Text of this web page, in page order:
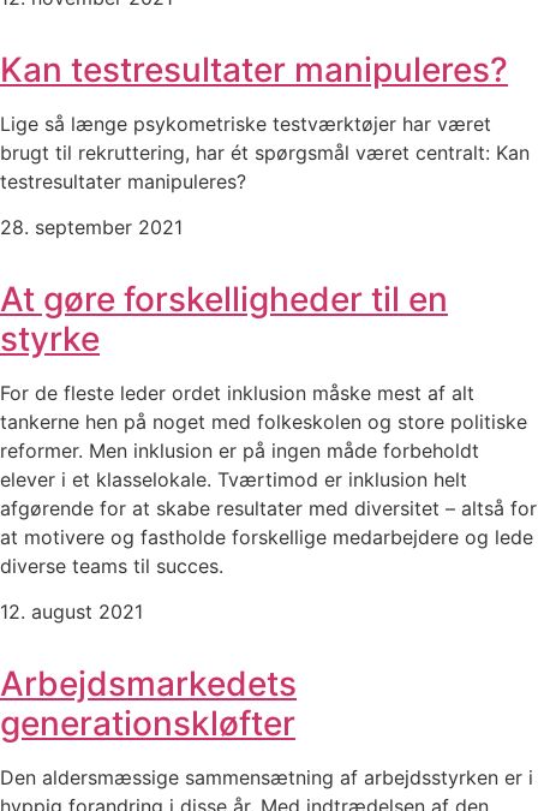
Kan testresultater manipuleres?
Lige så længe psykometriske testværktøjer har været
brugt til rekruttering, har ét spørgsmål været centralt: Kan
testresultater manipuleres?
28. september 2021
At gøre forskelligheder til en
styrke
For de fleste leder ordet inklusion måske mest af alt
tankerne hen på noget med folkeskolen og store politiske
reformer. Men inklusion er på ingen måde forbeholdt
elever i et klasselokale. Tværtimod er inklusion helt
afgørende for at skabe resultater med diversitet – altså for
at motivere og fastholde forskellige medarbejdere og lede
diverse teams til succes.
12. august 2021
Arbejdsmarkedets
generationskløfter
Den aldersmæssige sammensætning af arbejdsstyrken er i